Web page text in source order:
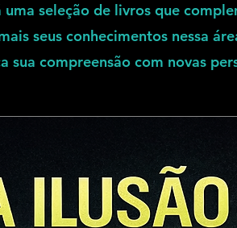
seleção de livros que
seus conhecimentos nessa
sua compreensão com novas